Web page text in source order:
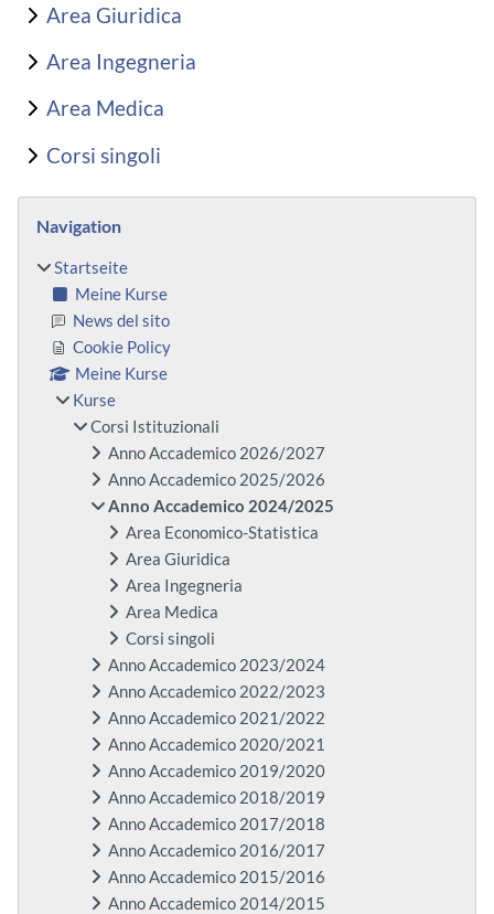
Area Giuridica
Area Ingegneria
Area Medica
Corsi singoli
Blöcke
Navigation
Startseite
Meine Kurse
News del sito
Cookie Policy
Meine Kurse
Kurse
Corsi Istituzionali
Anno Accademico 2026/2027
Anno Accademico 2025/2026
Anno Accademico 2024/2025
Area Economico-Statistica
Area Giuridica
Area Ingegneria
Area Medica
Corsi singoli
Anno Accademico 2023/2024
Anno Accademico 2022/2023
Anno Accademico 2021/2022
Anno Accademico 2020/2021
Anno Accademico 2019/2020
Anno Accademico 2018/2019
Anno Accademico 2017/2018
Anno Accademico 2016/2017
Anno Accademico 2015/2016
Anno Accademico 2014/2015